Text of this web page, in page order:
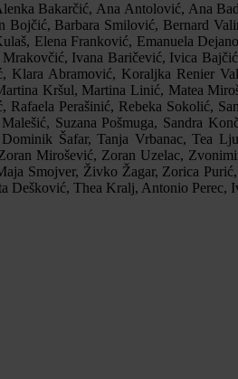
Bakarčić, Ana Antolović, Ana
Bojčić, Barbara Smilović, Bernard
Elena Franković, Emanuela
Ivana Baričević, Ivica
Klara Abramović, Koraljka Renier
Kršul, Martina Linić, Matea
Rafaela Perašinić, Rebeka Sokolić,
Malešić, Suzana Pošmuga, Sandra
Šafar, Tanja Vrbanac, Tea
Mirošević, Zoran Uzelac,
Smojver, Živko Žagar, Zorica
Dešković, Thea Kralj, Antonio